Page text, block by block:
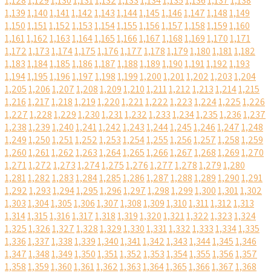
1,1391,1401,1411,1421,1431,1441,1451,1461,1471,1481,149
1,1501,1511,1521,1531,1541,1551,1561,1571,1581,1591,160
1,1611,1621,1631,1641,1651,1661,1671,1681,1691,1701,171
1,1721,1731,1741,1751,1761,1771,1781,1791,1801,1811,182
1,1831,1841,1851,1861,1871,1881,1891,1901,1911,1921,193
1,1941,1951,1961,1971,1981,1991,2001,2011,2021,2031,204
1,2051,2061,2071,2081,2091,2101,2111,2121,2131,2141,215
1,2161,2171,2181,2191,2201,2211,2221,2231,2241,2251,226
1,2271,2281,2291,2301,2311,2321,2331,2341,2351,2361,237
1,2381,2391,2401,2411,2421,2431,2441,2451,2461,2471,248
1,2491,2501,2511,2521,2531,2541,2551,2561,2571,2581,259
1,2601,2611,2621,2631,2641,2651,2661,2671,2681,2691,270
1,2711,2721,2731,2741,2751,2761,2771,2781,2791,280
1,2811,2821,2831,2841,2851,2861,2871,2881,2891,2901,291
1,2921,2931,2941,2951,2961,2971,2981,2991,3001,3011,302
1,3031,3041,3051,3061,3071,3081,3091,3101,3111,3121,313
1,3141,3151,3161,3171,3181,3191,3201,3211,3221,3231,324
1,3251,3261,3271,3281,3291,3301,3311,3321,3331,3341,335
1,3361,3371,3381,3391,3401,3411,3421,3431,3441,3451,346
1,3471,3481,3491,3501,3511,3521,3531,3541,3551,3561,357
1,3581,3591,3601,3611,3621,3631,3641,3651,3661,3671,368